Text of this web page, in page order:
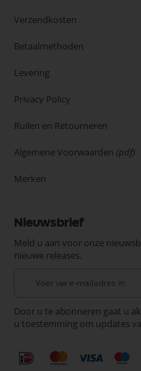
Verzendkosten
Betaalmethoden
Levering
Privacy Policy
Ruilen en Retourneren
Algemene Voorwaarden (pdf)
Merken
Nieuwsbrief
Meld u aan voor onze
nieuwe releases.
onze
nieuwsbrief
Door u te abonneren gaat u
u toestemming om updates